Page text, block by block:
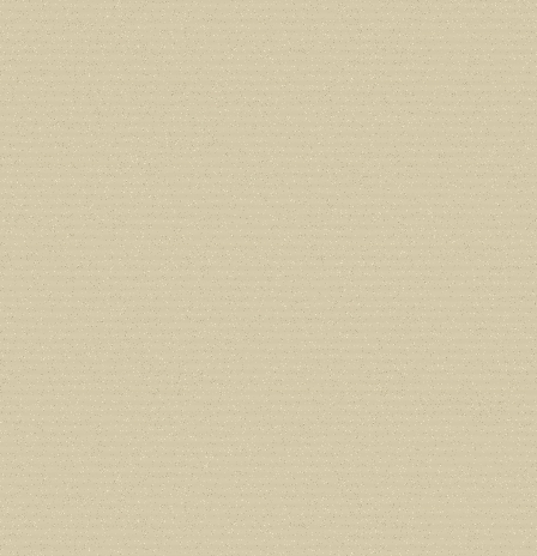
Deprecated: Creation of dynamic
deprecated in/home/users/confidit/
on line92
Deprecated: Creation of dynamic
deprecated in/home/users/confidit/
line507
Deprecated: Creation of dynamic
deprecated in/home/users/confidit/
line179
Deprecated: Creation of dynamic
in/home/users/confidit/www/cms/